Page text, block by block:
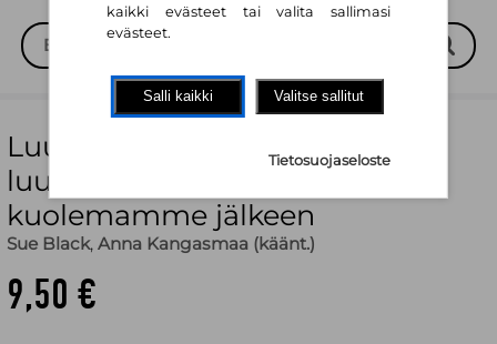
Luuhun kirjoitettu : Mitä
luumme kertovat meistä
kuolemamme jälkeen
Sue Black,Anna Kangasmaa (käänt.)
9,50 €
kaikki evästeet tai valita sallimasi
evästeet.
Salli kaikki Valitse sallitut
Tietosuojaseloste